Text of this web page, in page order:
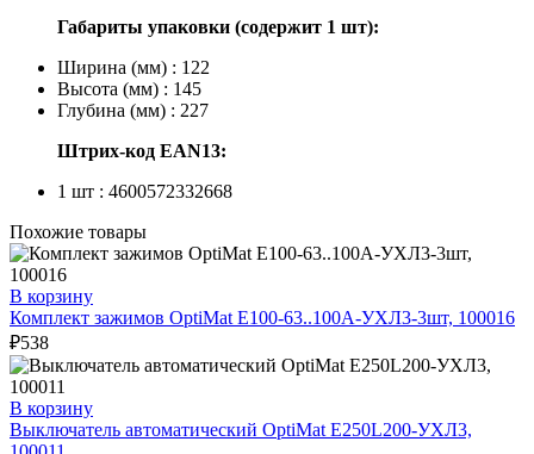
Габариты упаковки (содержит 1 шт):
Ширина (мм) : 122
Высота (мм) : 145
Глубина (мм) : 227
Штрих-код EAN13:
1 шт : 4600572332668
Похожие товары
В корзину
Комплект зажимов OptiMat E100-63..100А-УХЛ3-3шт, 100016
₽538
В корзину
Выключатель автоматический OptiMat E250L200-УХЛ3,